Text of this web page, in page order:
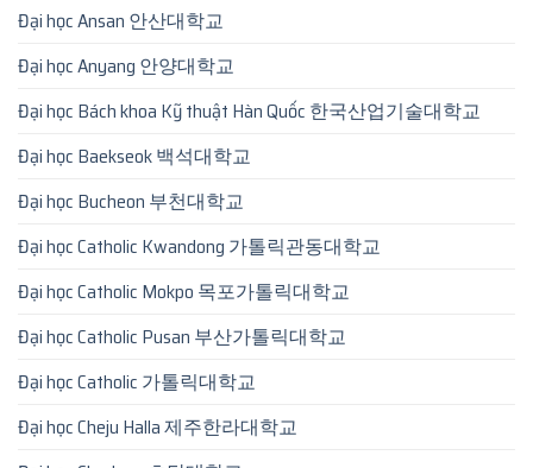
Đại học Ansan 안산대학교
Đại học Anyang 안양대학교
Đại học Bách khoa Kỹ thuật Hàn Quốc 한국산업기술대학교
Đại học Baekseok 백석대학교
Đại học Bucheon 부천대학교
Đại học Catholic Kwandong 가톨릭관동대학교
Đại học Catholic Mokpo 목포가톨릭대학교
Đại học Catholic Pusan 부산가톨릭대학교
Đại học Catholic 가톨릭대학교
Đại học Cheju Halla 제주한라대학교